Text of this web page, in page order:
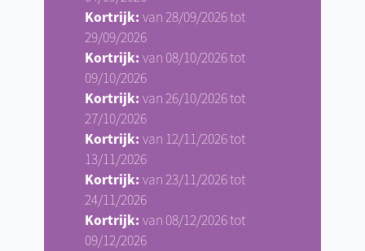
Kortrijk: van 28/09/2026 tot
29/09/2026
Kortrijk: van 08/10/2026 tot
09/10/2026
Kortrijk: van 26/10/2026 tot
27/10/2026
Kortrijk: van 12/11/2026 tot
13/11/2026
Kortrijk: van 23/11/2026 tot
24/11/2026
Kortrijk: van 08/12/2026 tot
09/12/2026